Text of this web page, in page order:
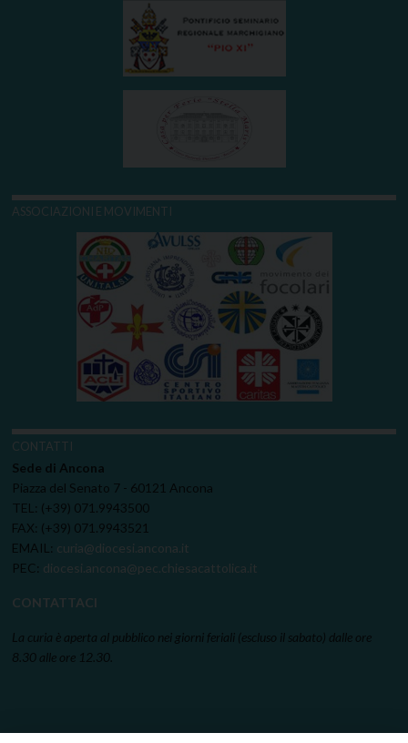
ASSOCIAZIONI E MOVIMENTI
CONTATTI
Sede di Ancona
Piazza del Senato 7 - 60121 Ancona
TEL: (+39) 071.9943500
FAX: (+39) 071.9943521
EMAIL: curia@diocesi.ancona.it
PEC: diocesi.ancona@pec.chiesacattolica.it
CONTATTACI
La curia è aperta al pubblico nei giorni feriali (escluso il sabato) dalle ore
8.30 alle ore 12.30.